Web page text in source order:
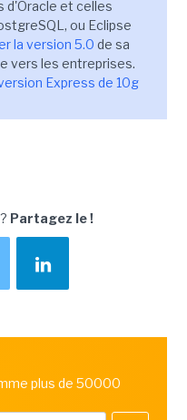
et celles
ou Eclipse
la version 5.0 de sa
vers les entreprises.
Express de 10g
Partagez le !
plus de 50000